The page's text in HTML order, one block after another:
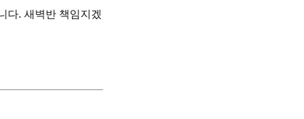
다. 새벽반 책임지겠